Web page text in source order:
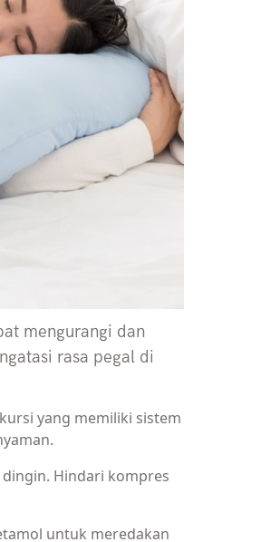
mengurangi dan
rasa pegal di
yang memiliki sistem
Hindari kompres
untuk meredakan